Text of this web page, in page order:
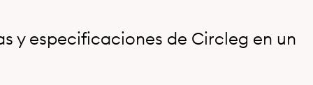
y especificaciones de Circleg en un